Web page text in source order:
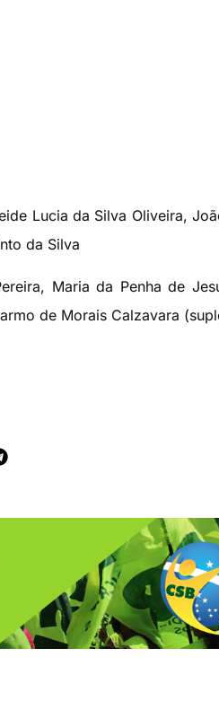
Lucia da Silva Oliveira,
da Silva
Maria da Penha de
de Morais Calzavara